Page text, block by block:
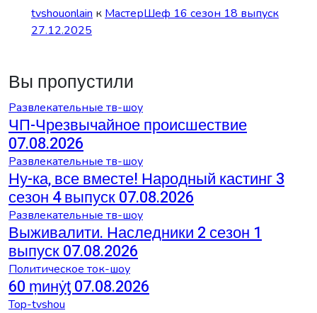
tvshouonlain к МастерШеф 16 сезон 18 выпуск
27.12.2025
Вы пропустили
Развлекательные тв-шоу
ЧП-Чрезвычайное происшествие
07.08.2026
Развлекательные тв-шоу
Ну-ка, все вместе! Народный кастинг 3
сезон 4 выпуск 07.08.2026
Развлекательные тв-шоу
Выживалити. Наследники 2 сезон 1
выпуск 07.08.2026
Политическое ток-шоу
60 ṃинẏƫ 07.08.2026
Top-tvshou